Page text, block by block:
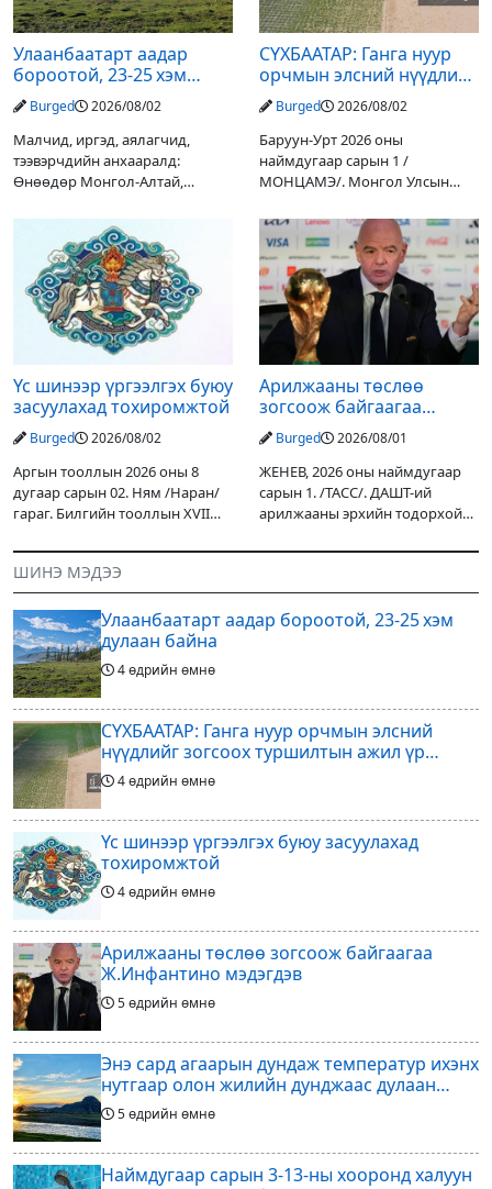
Улаанбаатарт аадар
бороотой, 23-25 хэм
дулаан байна
Burged 2026/08/02
Малчид, иргэд, аялагчид,
тээвэрчдийн анхааралд:
Өнөөдөр Монгол-Алтай,
уулархаг нутгаар бороо, дуу
цахилгаантай аадар бороо
орох тул голуудын усны
түвшин нэмэгдэх, нөөлөг
СҮХБААТАР: Ганга нуур
орчмын элсний нүүдлийг
зогсоох туршилтын ажил
үр дүнгээ өгч эхэлжээ
Burged 2026/08/02
Баруун-Урт 2026 оны
наймдугаар сарын 1 /
МОНЦАМЭ/. Монгол Улсын
Дарьгангын Ганга нуурыг
сэргээн, хамгаалах төслийг
улсын төсвийн хөрөнгө
оруулалтаар хийж буй.
Төслийн
Үс шинээр үргээлгэх буюу
засуулахад тохиромжтой
Burged 2026/08/02
Аргын тооллын 2026 оны 8
дугаар сарын 02. Ням /Наран/
гараг. Билгийн тооллын XVII
гал Морин жилийн Зуны адаг
хөхөгчин хонь сарын шинийн
19, Адъяа /Асралт/
Арилжааны төслөө
зогсоож байгаагаа
Ж.Инфантино мэдэгдэв
Burged 2026/08/01
ЖЕНЕВ, 2026 оны наймдугаар
сарын 1. /ТАСС/. ДАШТ-ий
арилжааны эрхийн тодорхой
оруулагчдад худалдах
шийдвэрлэснээ ФИФА-гийн
ерөнхийлөгч Жанни
ШИНЭ МЭДЭЭ
Улаанбаатарт аадар бороотой, 23-25 хэм
дулаан байна
4 өдрийн өмнө
СҮХБААТАР: Ганга нуур орчмын элсний
нүүдлийг зогсоох туршилтын ажил үр
дүнгээ өгч эхэлжээ
4 өдрийн өмнө
Үс шинээр үргээлгэх буюу засуулахад
тохиромжтой
4 өдрийн өмнө
Арилжааны төслөө зогсоож байгаагаа
Ж.Инфантино мэдэгдэв
5 өдрийн өмнө
Энэ сард агаарын дундаж температур ихэнх
нутгаар олон жилийн дунджаас дулаан
байна
5 өдрийн өмнө
Наймдугаар сарын 3-13-ны хооронд халуун